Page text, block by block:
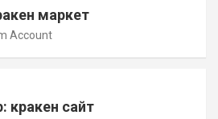
маркет
Account
кракен сайт